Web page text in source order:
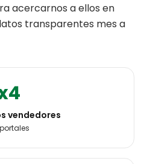
acercarnos a ellos en
transparentes mes a
vendedores